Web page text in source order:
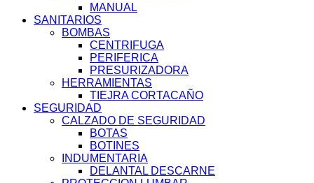
MANUAL
SANITARIOS
BOMBAS
CENTRIFUGA
PERIFERICA
PRESURIZADORA
HERRAMIENTAS
TIEJRA CORTACAÑO
SEGURIDAD
CALZADO DE SEGURIDAD
BOTAS
BOTINES
INDUMENTARIA
DELANTAL DESCARNE